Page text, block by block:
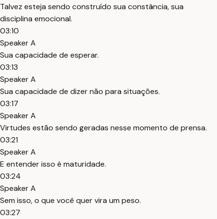
Talvez esteja sendo construído sua constância, sua
disciplina emocional.
03:10
Speaker A
Sua capacidade de esperar.
03:13
Speaker A
Sua capacidade de dizer não para situações.
03:17
Speaker A
Virtudes estão sendo geradas nesse momento de prensa.
03:21
Speaker A
E entender isso é maturidade.
03:24
Speaker A
Sem isso, o que você quer vira um peso.
03:27